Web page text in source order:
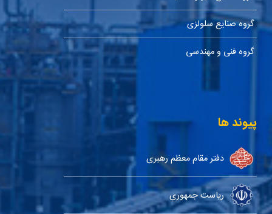
گروه صنایع سلولزی
گروه فنی و مهندسی
پیوند ها
دفتر مقام معظم رهبری
ریاست جمهوری